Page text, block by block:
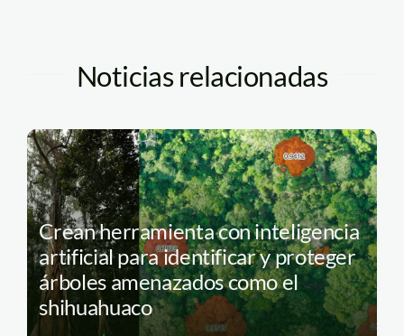
Noticias relacionadas
Crean herramienta con inteligencia
artificial para identificar y proteger
árboles amenazados como el
shihuahuaco